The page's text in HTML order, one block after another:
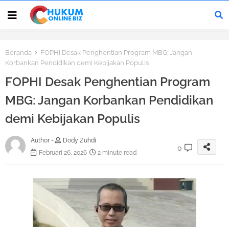
Beranda
FOPHI Desak Penghentian Program MBG: Jangan
Korbankan Pendidikan demi Kebijakan Populis
FOPHI Desak Penghentian Program
MBG: Jangan Korbankan Pendidikan
demi Kebijakan Populis
Author -
Dody Zuhdi
Februari 26, 2026
2 minute read
0